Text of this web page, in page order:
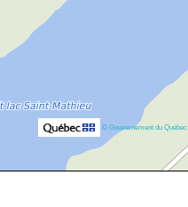
© Gouvernement du Québec